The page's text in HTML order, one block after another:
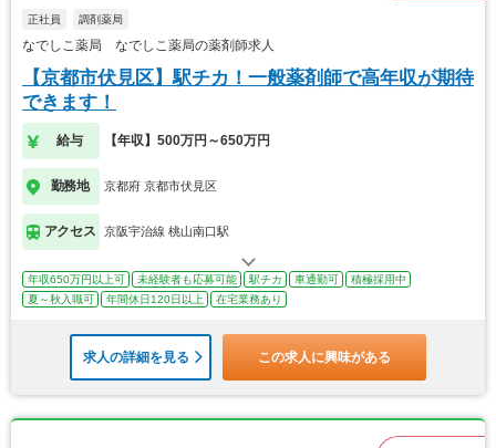
正社員 調剤薬局
なでしこ薬局 なでしこ薬局の薬剤師求人
【京都市伏見区】駅チカ！一般薬剤師で高年収が期待
できます！
給与 【年収】500万円～650万円
勤務地 京都府 京都市伏見区
アクセス 京阪宇治線 桃山南口駅
年収650万円以上可 未経験者も応募可能 駅チカ 車通勤可
積極採用中
夏～秋入職可
年間休日120日以上 在宅業務あり
求人の詳細を見る この求人に興味がある